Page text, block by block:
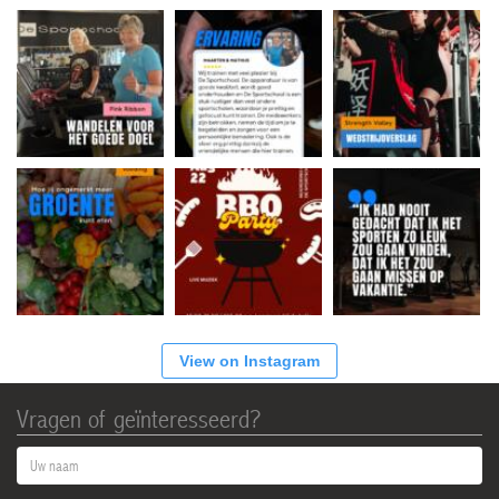
View on Instagram
Vragen of geïnteresseerd?